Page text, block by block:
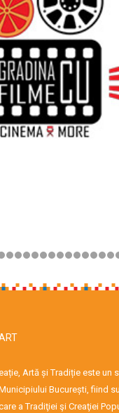
Artă și Tradiție este un
București, fiind
a Tradiţiei şi Creaţiei